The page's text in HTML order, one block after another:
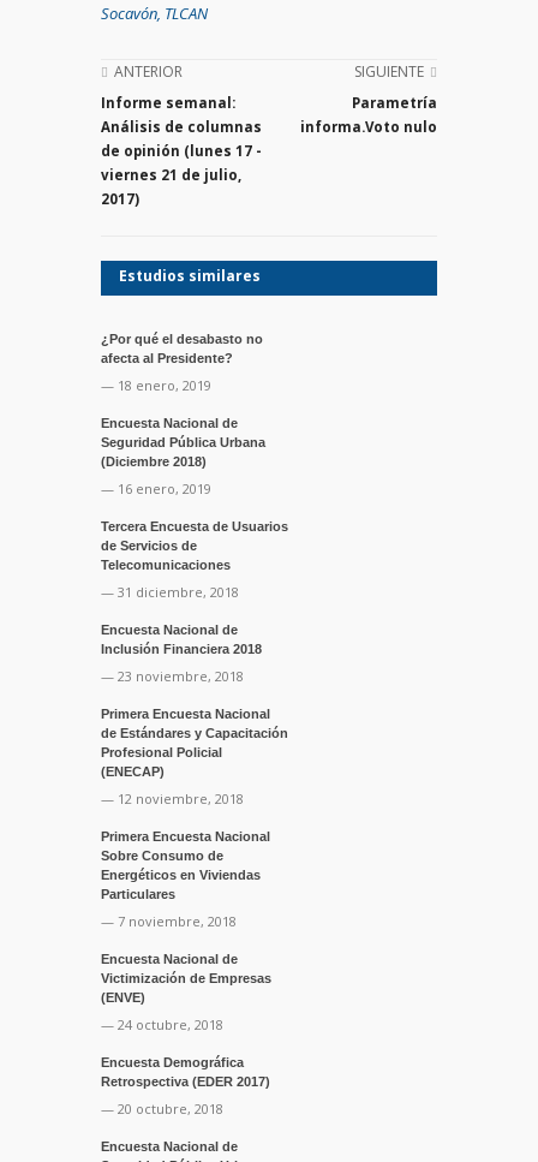
Socavón, TLCAN
ANTERIOR
Informe semanal:
Análisis de columnas
de opinión (lunes 17 -
viernes 21 de julio,
2017)
SIGUIENTE
Parametría
informa.Voto nulo
Estudios similares
¿Por qué el desabasto no
afecta al Presidente?
— 18 enero, 2019
Encuesta Nacional de
Seguridad Pública Urbana
(Diciembre 2018)
— 16 enero, 2019
Tercera Encuesta de Usuarios
de Servicios de
Telecomunicaciones
— 31 diciembre, 2018
Encuesta Nacional de
Inclusión Financiera 2018
— 23 noviembre, 2018
Primera Encuesta Nacional
de Estándares y Capacitación
Profesional Policial
(ENECAP)
— 12 noviembre, 2018
Primera Encuesta Nacional
Sobre Consumo de
Energéticos en Viviendas
Particulares
— 7 noviembre, 2018
Encuesta Nacional de
Victimización de Empresas
(ENVE)
— 24 octubre, 2018
Encuesta Demográfica
Retrospectiva (EDER 2017)
— 20 octubre, 2018
Encuesta Nacional de